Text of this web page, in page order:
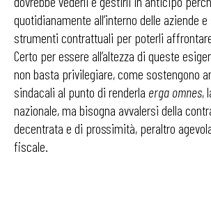
quotidianamente all’interno delle aziende
strumenti contrattuali per poterli
Certo per essere all’altezza di queste
non basta privilegiare, come sostengono
sindacali al punto di renderla erga omnes,
nazionale, ma bisogna avvalersi della
decentrata e di prossimità, peraltro
fiscale.